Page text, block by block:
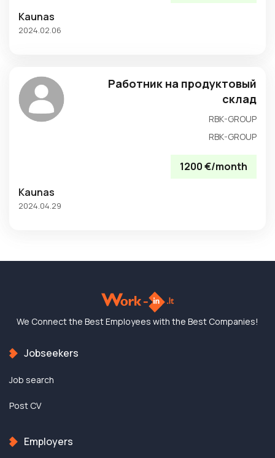
Kaunas
2024.02.06
Работник на продуктовый
склад
RBK-GROUP
RBK-GROUP
1200 €/month
Kaunas
2024.04.29
We Connect the BestEmployees with the Best Companies!
Jobseekers
Job search
Post CV
Employers